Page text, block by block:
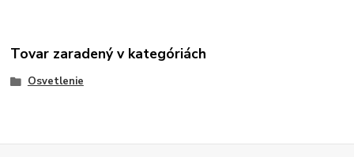
Tovar zaradený v kategóriách
Osvetlenie